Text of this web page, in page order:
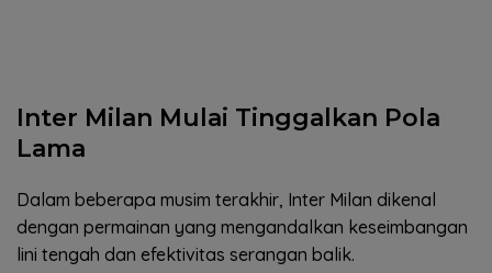
Inter Milan Mulai Tinggalkan Pola
Lama
Dalam beberapa musim terakhir, Inter Milan dikenal
dengan permainan yang mengandalkan keseimbangan
lini tengah dan efektivitas serangan balik.